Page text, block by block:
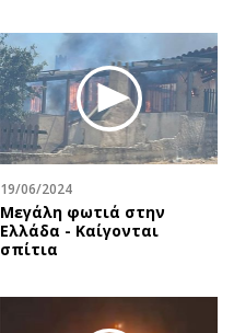
19/06/2024
Μεγάλη φωτιά στην
Ελλάδα - Καίγονται
σπίτια